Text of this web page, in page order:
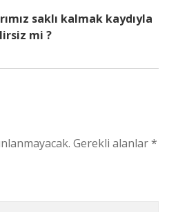
saklı kalmak kaydıyla
mi ?
Gerekli alanlar*